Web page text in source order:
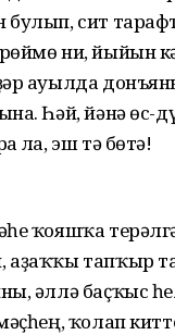
сит
ни, йыйын
ауылда
Һәй, йәнә өс-
ла, эш тә бөтә!
ҡояшҡа
аҙаҡҡы тапҡыр
әллә баҫҡыс
ҡолап